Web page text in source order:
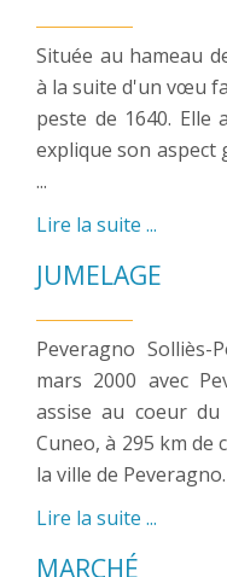
Située au hameau
à la suite d'un vœu
peste de 1640. Elle
explique son aspect
...
Lire la suite ...
JUMELAGE
Peveragno
mars 2000 avec
assise au coeur
Cuneo, à 295 km
la ville de Peveragno.
Lire la suite ...
MARCHÉ